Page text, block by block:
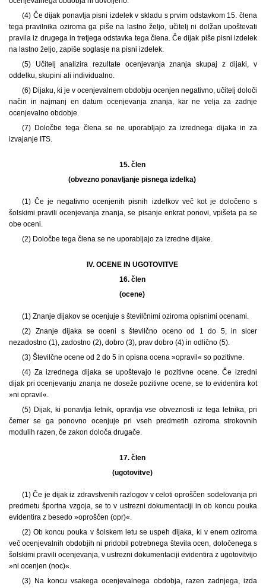
(4) Če dijak ponavlja pisni izdelek v skladu s prvim odstavkom 15. člena
tega pravilnika oziroma ga piše na lastno željo, učitelj ni dolžan upoštevati
pravila iz drugega in tretjega odstavka tega člena. Če dijak piše pisni izdelek
na lastno željo, zapiše soglasje na pisni izdelek.
(5) Učitelj analizira rezultate ocenjevanja znanja skupaj z dijaki, v
oddelku, skupini ali individualno.
(6) Dijaku, ki je v ocenjevalnem obdobju ocenjen negativno, učitelj določi
način in najmanj en datum ocenjevanja znanja, kar ne velja za zadnje
ocenjevalno obdobje.
(7) Določbe tega člena se ne uporabljajo za izrednega dijaka in za
izvajanje ITS.
15. člen
(obvezno ponavljanje pisnega izdelka)
(1) Če je negativno ocenjenih pisnih izdelkov več kot je določeno s
šolskimi pravili ocenjevanja znanja, se pisanje enkrat ponovi, vpišeta pa se
obe oceni.
(2) Določbe tega člena se ne uporabljajo za izredne dijake.
IV. OCENE IN UGOTOVITVE
16. člen
(ocene)
(1) Znanje dijakov se ocenjuje s številčnimi oziroma opisnimi ocenami.
(2) Znanje dijaka se oceni s številčno oceno od 1 do 5, in sicer
nezadostno (1), zadostno (2), dobro (3), prav dobro (4) in odlično (5).
(3) Številčne ocene od 2 do 5 in opisna ocena »opravil« so pozitivne.
(4) Za izrednega dijaka se upoštevajo le pozitivne ocene. Če izredni
dijak pri ocenjevanju znanja ne doseže pozitivne ocene, se to evidentira kot
»ni opravil«.
(5) Dijak, ki ponavlja letnik, opravlja vse obveznosti iz tega letnika, pri
čemer se ga ponovno ocenjuje pri vseh predmetih oziroma strokovnih
modulih razen, če zakon določa drugače.
17. člen
(ugotovitve)
(1) Če je dijak iz zdravstvenih razlogov v celoti oproščen sodelovanja pri
predmetu športna vzgoja, se to v ustrezni dokumentaciji in ob koncu pouka
evidentira z besedo »oproščen (opr)«.
(2) Ob koncu pouka v šolskem letu se uspeh dijaka, ki v enem oziroma
več ocenjevalnih obdobjih ni pridobil potrebnega števila ocen, določenega s
šolskimi pravili ocenjevanja, v ustrezni dokumentaciji evidentira z ugotovitvijo
»ni ocenjen (noc)«.
(3) Na koncu vsakega ocenjevalnega obdobja, razen zadnjega, izda